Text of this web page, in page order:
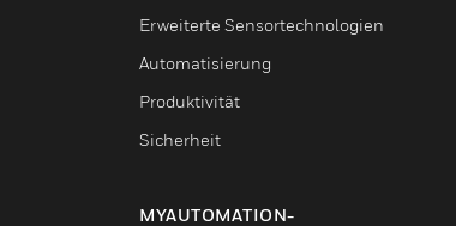
Erweiterte Sensortechnologien
Automatisierung
Produktivität
Sicherheit
MYAUTOMATION-